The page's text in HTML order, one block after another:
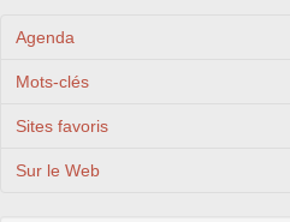
Agenda
Mots-clés
Sites favoris
Sur le Web